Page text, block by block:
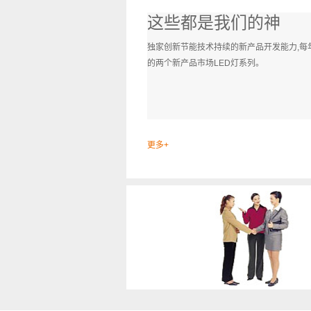
这些都是我们的神
独家创新节能技术持续的新产品开发能力,每
的两个新产品市场LED灯系列。
更多+